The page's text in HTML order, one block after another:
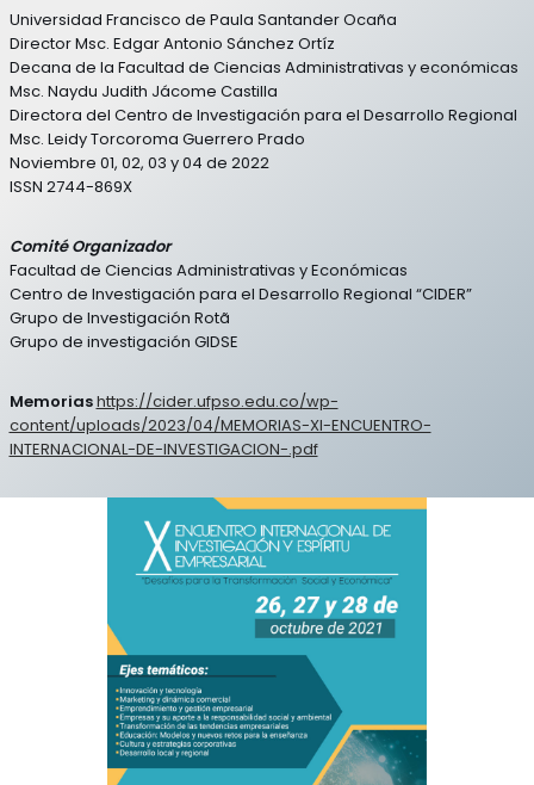
Universidad Francisco de Paula Santander Ocaña
Director Msc. Edgar Antonio Sánchez Ortíz
Decana de la Facultad de Ciencias Administrativas y económicas
Msc. Naydu Judith Jácome Castilla
Directora del Centro de Investigación para el Desarrollo Regional
Msc. Leidy Torcoroma Guerrero Prado
Noviembre 01, 02, 03 y 04 de 2022
ISSN 2744-869X
Comité Organizador
Facultad de Ciencias Administrativas y Económicas
Centro de Investigación para el Desarrollo Regional “CIDER”
Grupo de Investigación Rotã
Grupo de investigación GIDSE
Memoriashttps://cider.ufpso.edu.co/wp-
content/uploads/2023/04/MEMORIAS-XI-ENCUENTRO-
INTERNACIONAL-DE-INVESTIGACION-.pdf